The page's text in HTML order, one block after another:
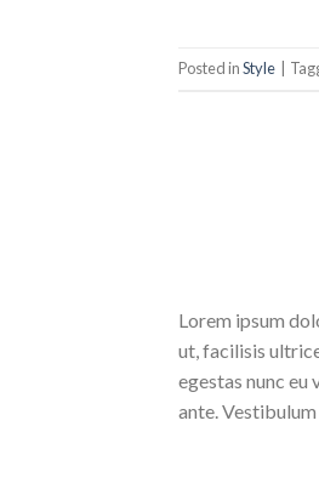
Posted inStyle
Lorem ipsum
ut, facilisis
egestas nunc eu
ante.